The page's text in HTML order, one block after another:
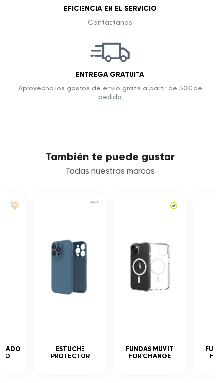
EFICIENCIA EN EL SERVICIO
Contáctanos
ENTREGA GRATUITA
Aprovecha los gastos de envío gratis a partir de 50€ de
pedido
También te puede gustar
Todas nuestras marcas
ESTUCHE
PROTECTOR
FUNDAS MUVIT
FOR CHANGE